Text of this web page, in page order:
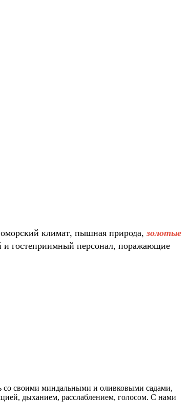
климат, пышная природа,золотые
и гостеприимный персонал, поражающие
со своими миндальными и оливковыми садами,
дыханием, расслаблением, голосом. С нами